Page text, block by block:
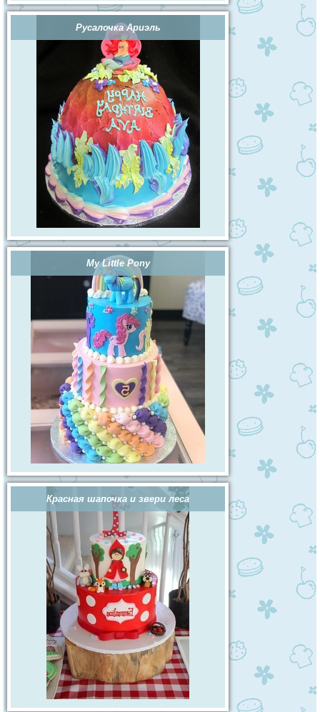
Русалочка Ариэль
My Little Pony
Красная шапочка и звери леса